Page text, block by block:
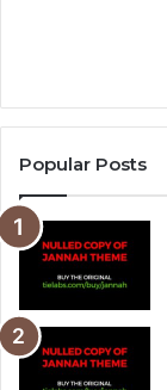
Popular Posts